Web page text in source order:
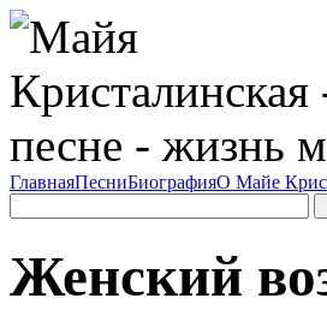
ГлавнаяПесниБиографияО Майе
Женский